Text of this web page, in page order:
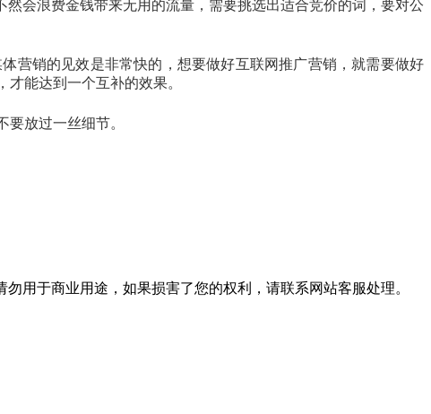
会浪费金钱带来无用的流量，需要挑选出适合竞价的词，要对公
营销的见效是非常快的，想要做好互联网推广营销，就需要做好
能达到一个互补的效果。
放过一丝细节。
用于商业用途，如果损害了您的权利，请联系网站客服处理。